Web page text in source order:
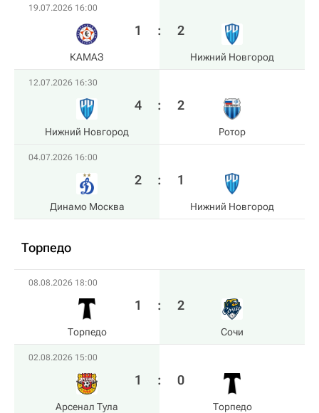
19.07.2026 16:00
КАМАЗ
1 : 2
Нижний Новгород
12.07.2026 16:30
Нижний Новгород
4 : 2
Ротор
04.07.2026 16:00
Динамо Москва
2 : 1
Нижний Новгород
Торпедо
08.08.2026 18:00
Торпедо
1 : 2
Сочи
02.08.2026 15:00
Арсенал Тула
1 : 0
Торпедо